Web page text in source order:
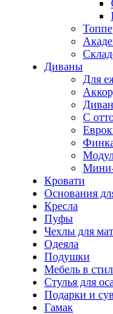
Диваны
Для
С
Кровати
Основания
Кресла
Пуфы
Чехлы для
Одеяла
Подушки
Мебель в
Стулья для
Подарки и
Гамак